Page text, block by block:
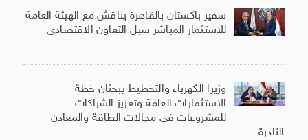
سفير باكستان بالقاهرة يناقش مع الهيئة العامة
للاستثمار المباشر سبل التعاون الاقتصادى
وزيرا الكهرباء والتخطيط يبحثان خطة
الاستثمارات العامة وتعزيز الشراكات
للمشروعات فى مجالات الطاقة والمعادن
النادرة